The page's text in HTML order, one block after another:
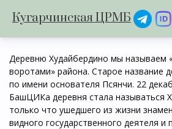
Кугарчинская ЦРМБ
Деревню Худайбердино мы называем
воротами» района. Старое название
по имени основателя Псянчи. 22
БашЦИКа деревня стала называться
только что ушедшего из жизни
видного государственного деятеля и